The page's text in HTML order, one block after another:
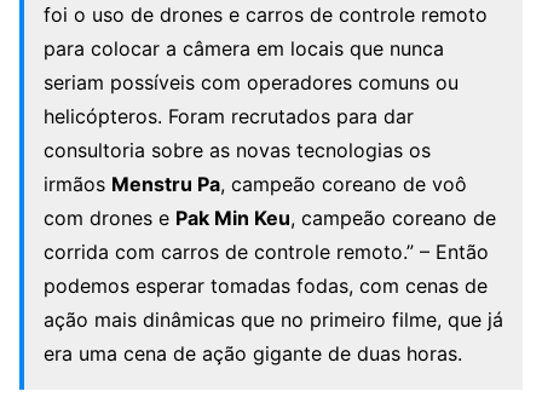
foi o uso de drones e carros de controle remoto
para colocar a câmera em locais que nunca
seriam possíveis com operadores comuns ou
helicópteros. Foram recrutados para dar
consultoria sobre as novas tecnologias os
irmãos Menstru Pa, campeão coreano de voô
com drones e Pak Min Keu, campeão coreano de
corrida com carros de controle remoto.” – Então
podemos esperar tomadas fodas, com cenas de
ação mais dinâmicas que no primeiro filme, que já
era uma cena de ação gigante de duas horas.